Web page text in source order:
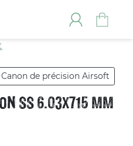
Canon de précision Airsoft
SS 6.03X715 MM